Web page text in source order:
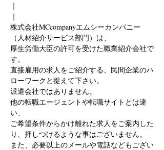
｜
｜
株式会社MCcompanyエムシーカンパニー
（人材紹介サービス部門）は、
厚生労働大臣の許可を受けた職業紹介会社で
す。
直接雇用の求人をご紹介する、民間企業のハ
ローワークと捉えて下さい。
派遣会社ではありません。
他の転職エージェントや転職サイトとは違
い、
ご希望条件からかけ離れた求人をご案内した
り、押しつけるような事はございません。
また、必要以上のメールや電話などもござい